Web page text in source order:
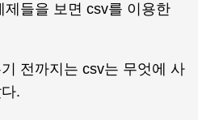
들을 보면 csv를 이용한
전까지는 csv는 무엇에 사
.